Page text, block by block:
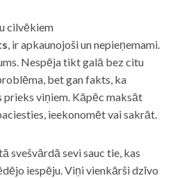
cilvēkiem
, ir apkaunojoši un nepieņemami.
Nespēja tikt galā bez citu
bet gan fakts, ka
viņiem. Kāpēc maksāt
ieekonomēt vai sakrāt.
svešvārdā sevi sauc tie, kas
iespēju. Viņi vienkārši dzīvo